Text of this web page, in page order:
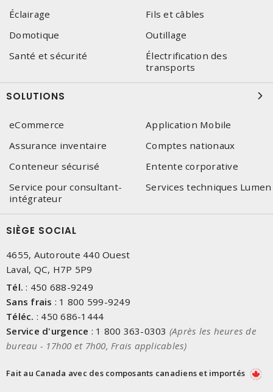
Éclairage
Fils et câbles
Domotique
Outillage
Santé et sécurité
Électrification des
transports
SOLUTIONS
eCommerce
Application Mobile
Assurance inventaire
Comptes nationaux
Conteneur sécurisé
Entente corporative
Service pour consultant-
intégrateur
Services techniques Lumen
SIÈGE SOCIAL
4655, Autoroute 440 Ouest
Laval, QC, H7P 5P9
Tél. : 450 688-9249
Sans frais : 1 800 599-9249
Téléc. : 450 686-1444
Service d'urgence : 1 800 363-0303 (Après les heures de
bureau - 17h00 et 7h00, Frais applicables)
Fait au Canada avec des composants canadiens et importés